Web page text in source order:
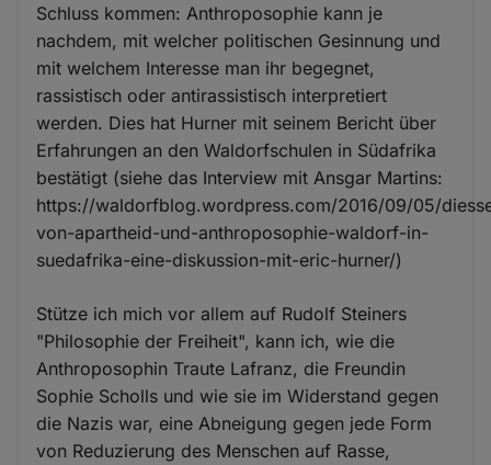
Schluss kommen: Anthroposophie kann je
nachdem, mit welcher politischen Gesinnung und
mit welchem Interesse man ihr begegnet,
rassistisch oder antirassistisch interpretiert
werden. Dies hat Hurner mit seinem Bericht über
Erfahrungen an den Waldorfschulen in Südafrika
bestätigt (siehe das Interview mit Ansgar Martins:
https://waldorfblog.wordpress.com/2016/09/05/
von-apartheid-und-anthroposophie-waldorf-in-
suedafrika-eine-diskussion-mit-eric-hurner/)
Stütze ich mich vor allem auf Rudolf Steiners
"Philosophie der Freiheit", kann ich, wie die
Anthroposophin Traute Lafranz, die Freundin
Sophie Scholls und wie sie im Widerstand gegen
die Nazis war, eine Abneigung gegen jede Form
von Reduzierung des Menschen auf Rasse,